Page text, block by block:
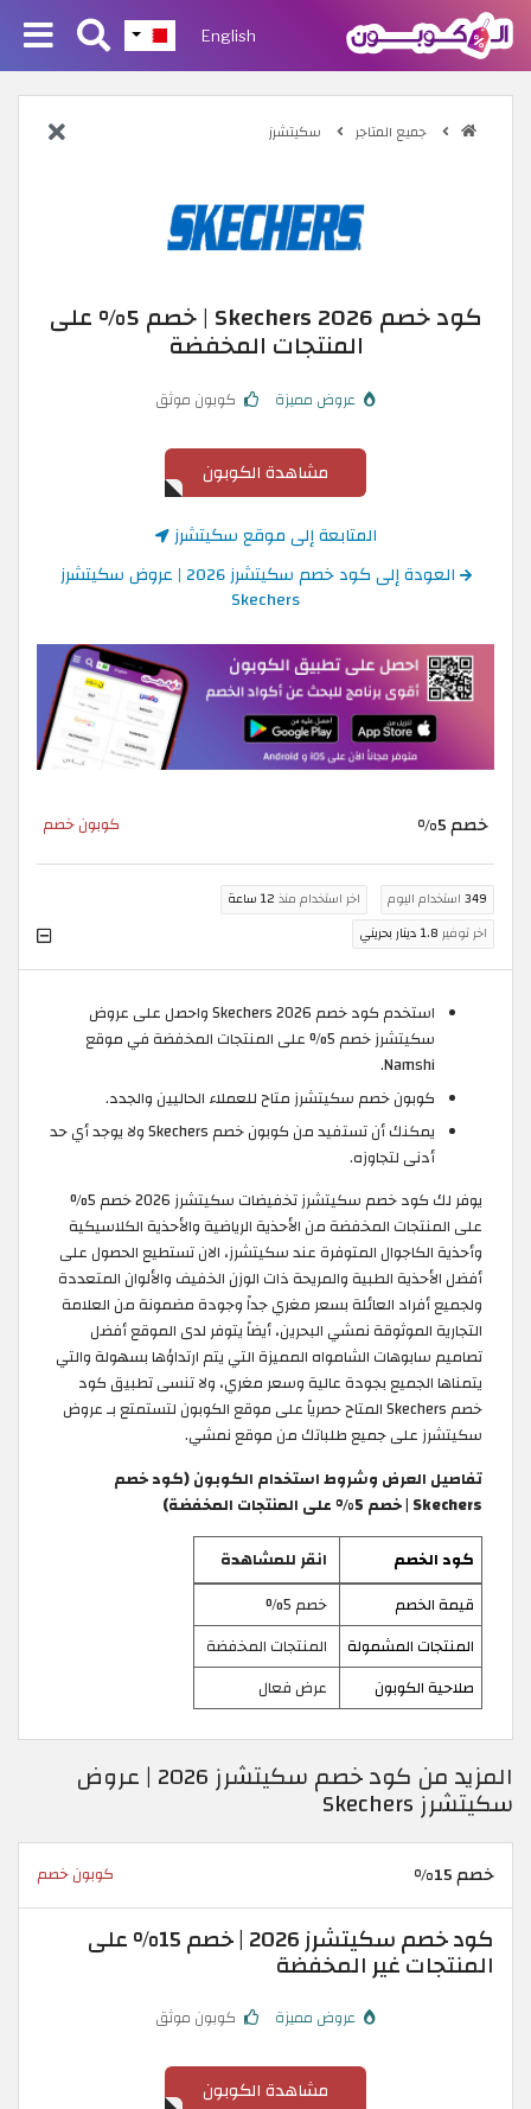
English
جميع المتاجر سكيتشرز
كود خصم Skechers 2026 | خصم 5% على
المنتجات المخفضة
عروض مميزة كوبون موثق
مشاهدة الكوبون
المتابعة إلى موقع سكيتشرز
العودة إلى كود خصم سكيتشرز 2026 | عروض سكيتشرز
Skechers
خصم 5% كوبون خصم
349 استخدام اليوم اخر استخدام منذ 12 ساعة
اخر توفير 1.8 دينار بحريني
استخدم كود خصم Skechers 2026 واحصل على عروض
سكيتشرز خصم 5% على المنتجات المخفضة في موقع
Namshi.
كوبون خصم سكيتشرز متاح للعملاء الحاليين والجدد.
يمكنك أن تستفيد من كوبون خصم Skechers ولا يوجد أي حد
أدنى لتجاوزه.
يوفر لك كود خصم سكيتشرز تخفيضات سكيتشرز 2026 خصم 5%
على المنتجات المخفضة من الأحذية الرياضية والأحذية الكلاسيكية
وأحذية الكاجوال المتوفرة عند سكيتشرز، الان تستطيع الحصول على
أفضل الأحذية الطبية والمريحة ذات الوزن الخفيف والألوان المتعددة
ولجميع أفراد العائلة بسعر مغري جداً وجودة مضمونة من العلامة
التجارية الموثوقة نمشي البحرين، أيضاً يتوفر لدى الموقع أفضل
تصاميم سابوهات الشامواه المميزة التي يتم ارتداؤها بسهولة والتي
يتمناها الجميع بجودة عالية وسعر مغري، ولا تنسى تطبيق كود
خصم Skechers المتاح حصرياً على موقع الكوبون لتستمتع بـ عروض
سكيتشرز على جميع طلباتك من موقع نمشي.
تفاصيل العرض وشروط استخدام الكوبون (كود خصم
Skechers | خصم 5% على المنتجات المخفضة)
كود الخصم
انقر للمشاهدة
قيمة الخصم
خصم 5%
المنتجات المشمولة
المنتجات المخفضة
صلاحية الكوبون
عرض فعال
المزيد من كود خصم سكيتشرز 2026 | عروض
سكيتشرز Skechers
خصم 15% كوبون خصم
كود خصم سكيتشرز 2026 | خصم 15% على
المنتجات غير المخفضة
عروض مميزة كوبون موثق
مشاهدة الكوبون